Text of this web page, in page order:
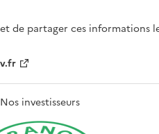
de partager ces informations
Nos investisseurs